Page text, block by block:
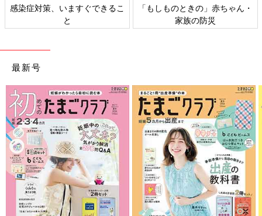
感染症対策、いますぐできるこ
と
「もしものときの」赤ちゃん・
家族の防災
最新号